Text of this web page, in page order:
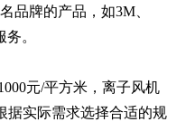
品牌的产品，如3M、
。
元/平方米，离子风机
据实际需求选择合适的规